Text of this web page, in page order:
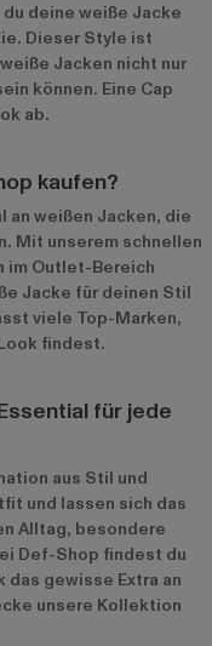
deine weiße Jacke
Dieser Style ist
Jacken nicht nur
können. Eine Cap
ab.
kaufen?
weißen Jacken, die
Mit unserem schnellen
im Outlet-Bereich
Jacke für deinen Stil
viele Top-Marken,
findest.
für jede
aus Stil und
und lassen sich das
Alltag, besondere
Def-Shop findest du
das gewisse Extra an
unsere Kollektion